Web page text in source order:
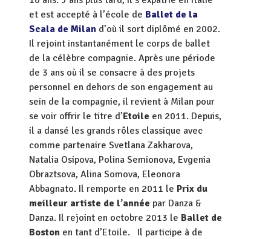
et est accepté à l’école de Ballet de la
Scala de Milan d’où il sort diplômé en 2002.
Il rejoint instantanément le corps de ballet
de la célèbre compagnie. Après une période
de 3 ans où il se consacre à des projets
personnel en dehors de son engagement au
sein de la compagnie, il revient à Milan pour
se voir offrir le titre d’Etoile en 2011. Depuis,
il a dansé les grands rôles classique avec
comme partenaire Svetlana Zakharova,
Natalia Osipova, Polina Semionova, Evgenia
Obraztsova, Alina Somova, Eleonora
Abbagnato. Il remporte en 2011 le Prix du
meilleur artiste de l’année par Danza &
Danza. Il rejoint en octobre 2013 le Ballet de
Boston en tant d’Etoile. Il participe à de